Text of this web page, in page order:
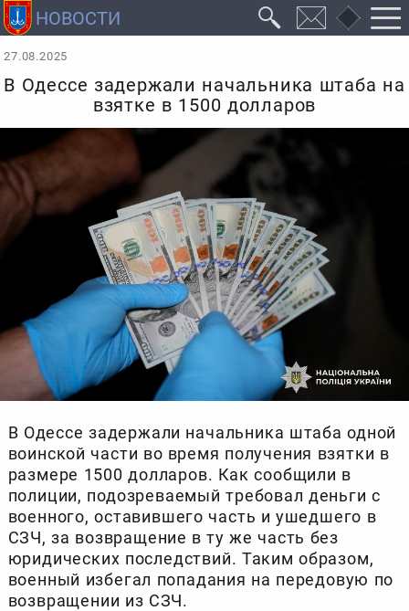
27.08.2025
В Одессе задержали начальника штаба на
взятке в 1500 долларов
В Одессе задержали начальника штаба одной
воинской части во время получения взятки в
размере 1500 долларов. Как сообщили в
полиции, подозреваемый требовал деньги с
военного, оставившего часть и ушедшего в
СЗЧ, за возвращение в ту же часть без
юридических последствий. Таким образом,
военный избегал попадания на передовую по
возвращении из СЗЧ.